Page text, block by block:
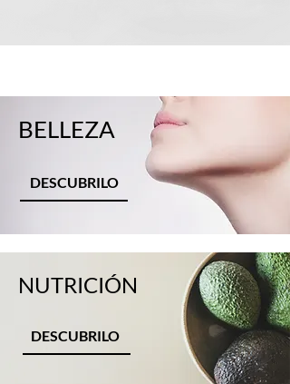
BELLEZA
DESCUBRILO
NUTRICIÓN
DESCUBRILO